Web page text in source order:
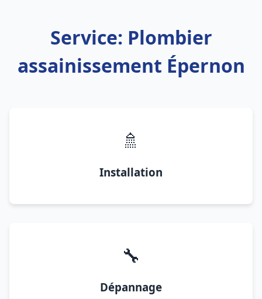
Service: Plombier
assainissement Épernon
🚿
Installation
🔧
Dépannage